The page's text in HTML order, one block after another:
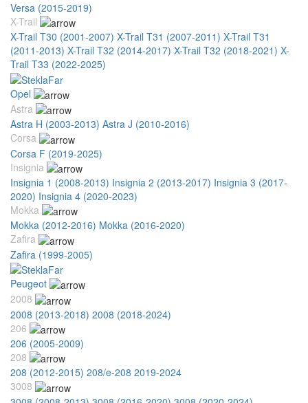
Versa (2015-2019)
X-Trail
X-Trail T30 (2001-2007) X-Trail T31 (2007-2011) X-Trail T31
(2011-2013) X-Trail T32 (2014-2017) X-Trail T32 (2018-2021) X-
Trail T33 (2022-2025)
Opel
Astra
Astra H (2003-2013) Astra J (2010-2016)
Corsa
Corsa F (2019-2025)
Insignia
Insignia 1 (2008-2013) Insignia 2 (2013-2017) Insignia 3 (2017-
2020) Insignia 4 (2020-2023)
Mokka
Mokka (2012-2016) Mokka (2016-2020)
Zafira
Zafira (1999-2005)
Peugeot
2008
2008 (2013-2018) 2008 (2018-2024)
206
206 (2005-2009)
208
208 (2012-2015) 208/e-208 2019-2024
3008